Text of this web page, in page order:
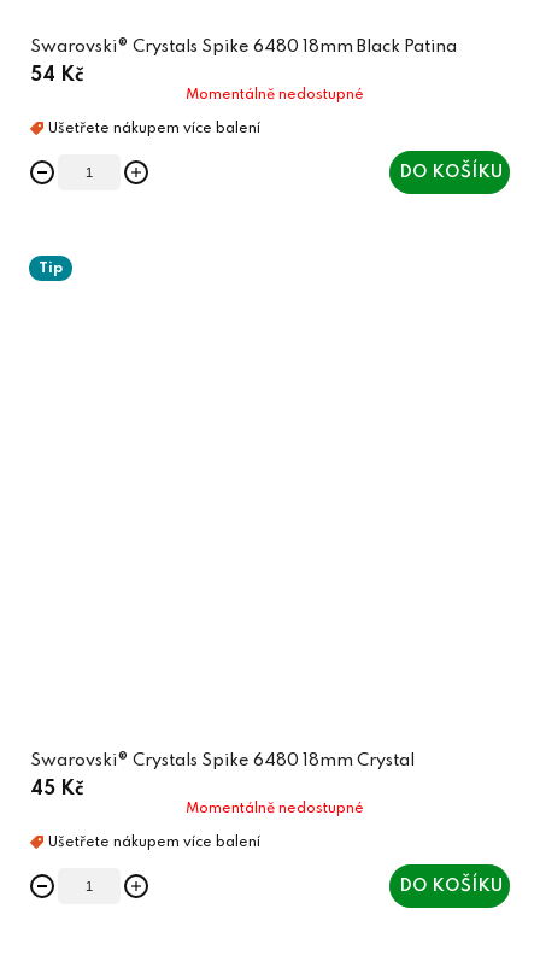
Swarovski® Crystals Spike 6480 18mm Black Patina
54 Kč
Momentálně nedostupné
DO KOŠÍKU
Tip
Swarovski® Crystals Spike 6480 18mm Crystal
45 Kč
Momentálně nedostupné
DO KOŠÍKU